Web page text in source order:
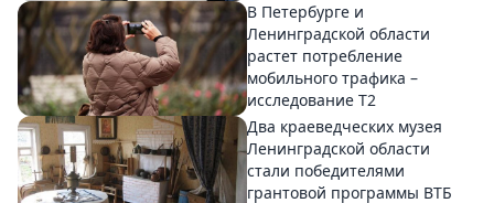
В Петербурге и
Ленинградской области
растет потребление
мобильного трафика –
исследование T2
Два краеведческих музея
Ленинградской области
стали победителями
грантовой программы ВТБ